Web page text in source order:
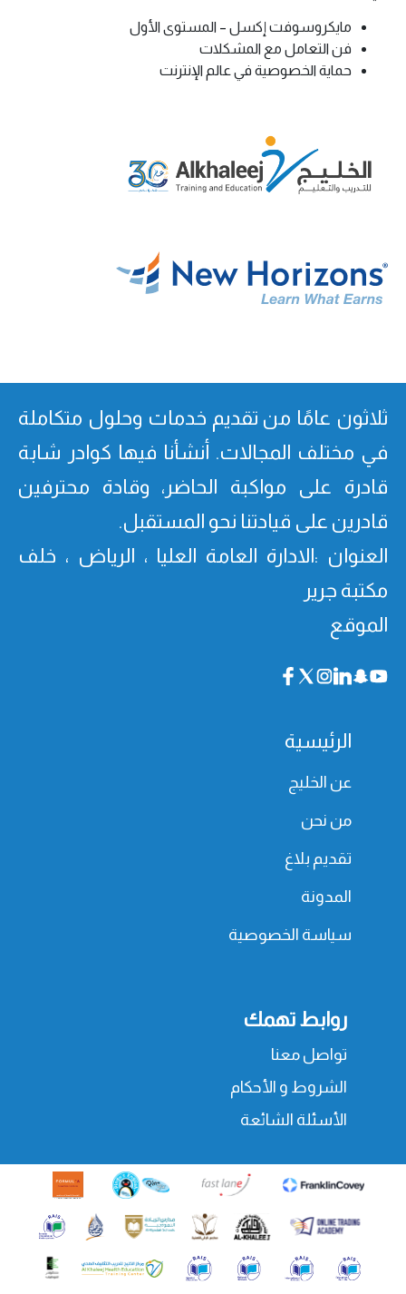
مايكروسوفت إكسل – المستوى الأول
فن التعامل مع المشكلات
حماية الخصوصية في عالم الإنترنت
ثلاثون عامًا من تقدیم خدمات وحلول متكاملة
في مختلف المجالات. أنشأنا فیھا كوادر شابة
قادرة على مواكبة الحاضر، وقادة محترفین
قادرین على قیادتنا نحو المستقبل.
العنوان :الادارة العامة العليا ، الرياض ، خلف
مكتبة جرير
الموقع
الرئيسية
عن الخليج
من نحن
تقديم بلاغ
المدونة
سياسة الخصوصية
روابط تهمك
تواصل معنا
الشروط و الأحكام
الأسئلة الشائعة